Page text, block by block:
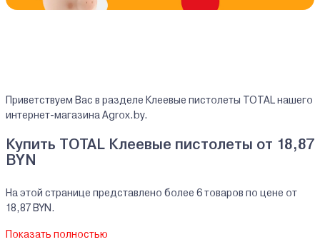
Приветствуем Вас в разделе Клеевые пистолеты TOTAL нашего
интернет-магазина Agrox.by.
Купить TOTAL Клеевые пистолеты от 18,87
BYN
На этой странице представлено более 6 товаров по цене от
18,87 BYN.
предоставляем официальную гарантию.
Показать полностью